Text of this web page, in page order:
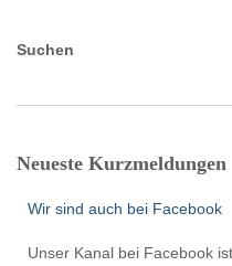
Suchen
Neueste Kurzmeldungen
Wir sind auch bei Facebook
Unser Kanal bei Facebook